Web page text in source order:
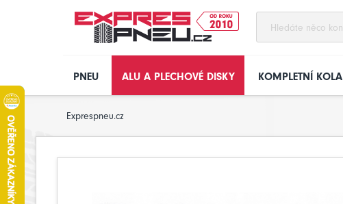
PNEU ALU A PLECHOVÉ DISKY KOMPLETNÍ KOLA
Exprespneu.cz